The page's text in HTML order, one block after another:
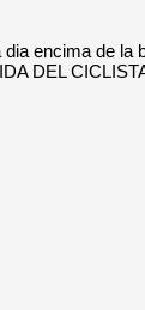
encima de
DEL